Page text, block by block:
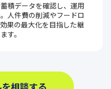
積データを確認し、運用
人件費の削減やフードロ
果の最大化を目指した継
す。